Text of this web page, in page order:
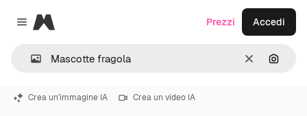
Close menu
Magnific
CancellaCerca
Prezzi Accedi
Crea un'immagine IA Crea un video IA